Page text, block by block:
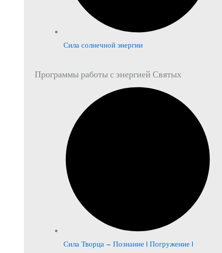
Сила солнечной энергии
Программы работы с энергией Святых
Сила Творца – Познание | Погружение |